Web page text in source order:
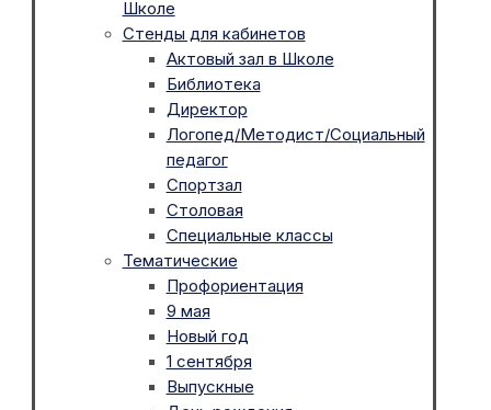
Школе
Стенды для кабинетов
Актовый зал в Школе
Библиотека
Директор
Логопед/Методист/Социальный
педагог
Спортзал
Столовая
Специальные классы
Тематические
Профориентация
9 мая
Новый год
1 сентября
Выпускные